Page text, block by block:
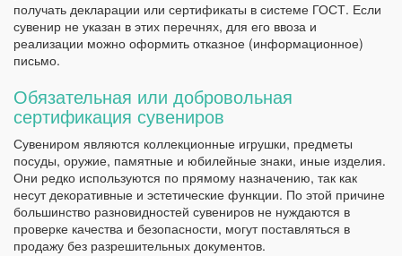
получать декларации или сертификаты в системе ГОСТ. Если
сувенир не указан в этих перечнях, для его ввоза и
реализации можно оформить отказное (информационное)
письмо.
Обязательная или добровольная
сертификация сувениров
Сувениром являются коллекционные игрушки, предметы
посуды, оружие, памятные и юбилейные знаки, иные изделия.
Они редко используются по прямому назначению, так как
несут декоративные и эстетические функции. По этой причине
большинство разновидностей сувениров не нуждаются в
проверке качества и безопасности, могут поставляться в
продажу без разрешительных документов.